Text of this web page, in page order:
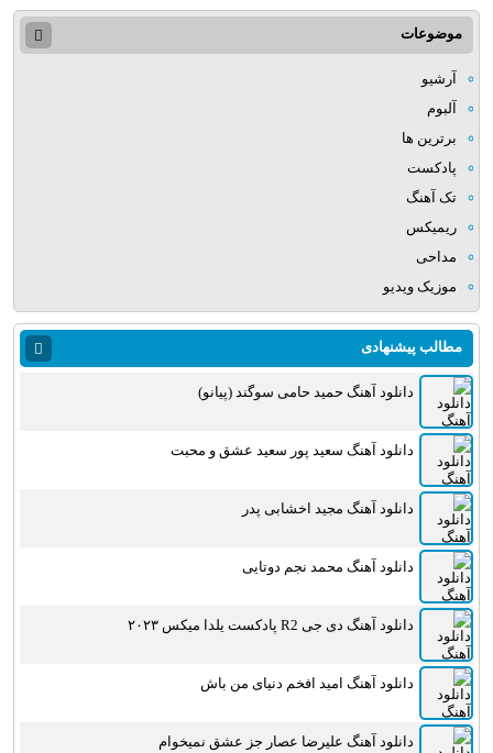
موضوعات
آرشیو
آلبوم
برترین ها
پادکست
تک آهنگ
ریمیکس
مداحی
موزیک ویدیو
مطالب پیشنهادی
دانلود آهنگ حمید حامی سوگند (پیانو)
دانلود آهنگ سعید پور سعید عشق و محبت
دانلود آهنگ مجید اخشابی پدر
دانلود آهنگ محمد نجم دوتایی
دانلود آهنگ دی جی R2 پادکست یلدا میکس ۲۰۲۳
دانلود آهنگ امید افخم دنیای من باش
دانلود آهنگ علیرضا عصار جز عشق نمیخوام